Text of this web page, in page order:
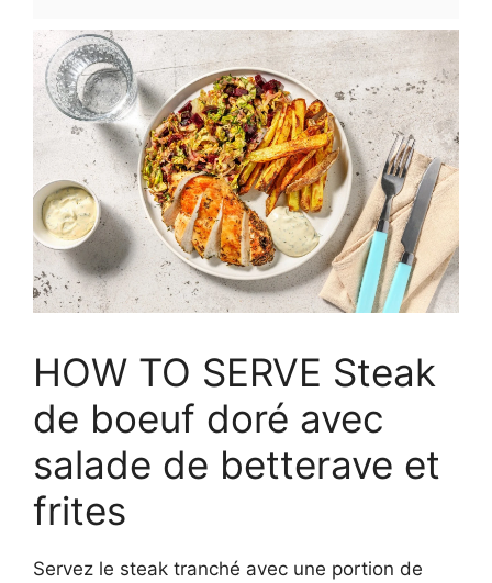
HOW TO SERVE Steak
de boeuf doré avec
salade de betterave et
frites
Servez le steak tranché avec une portion de